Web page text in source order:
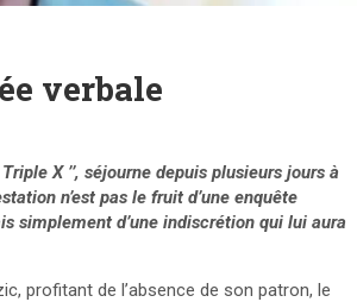
verbale
X ’’, séjourne depuis plusieurs jours à
n’est pas le fruit d’une enquête
simplement d’une indiscrétion qui lui aura
profitant de l’absence de son patron, le